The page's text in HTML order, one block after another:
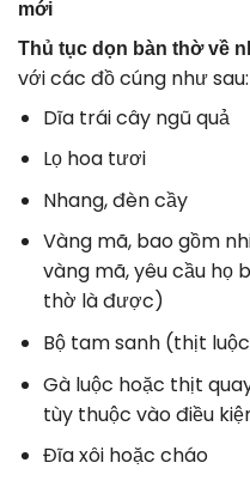
mới
Thủ tục dọn bàn thờ về
với các đồ cúng như sau:
Dĩa trái cây ngũ quả
Lọ hoa tươi
Nhang, đèn cầy
Vàng mã, bao gồm
vàng mã, yêu cầu họ
thờ là được)
Bộ tam sanh (thịt
Gà luộc hoặc thịt
tùy thuộc vào điều
Đĩa xôi hoặc cháo